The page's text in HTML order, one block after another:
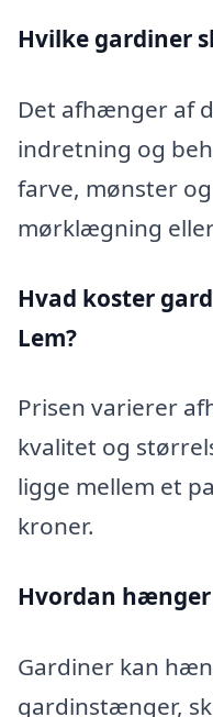
Hvilke gardiner
Det afhænger af
indretning og
farve, mønster
mørklægning
Hvad koster
Lem?
Prisen varierer
kvalitet og
ligge mellem et
kroner.
Hvordan
Gardiner kan
gardinstænger,